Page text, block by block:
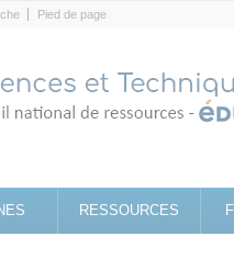
Pied de page
RESSOURCES